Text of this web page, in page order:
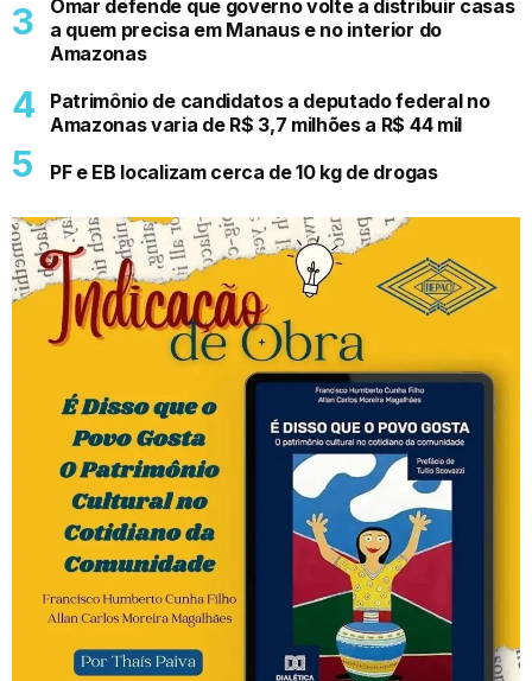
Omar defende que governo volte a distribuir casas
a quem precisa em Manaus e no interior do
Amazonas
Patrimônio de candidatos a deputado federal no
Amazonas varia de R$ 3,7 milhões a R$ 44 mil
PF e EB localizam cerca de 10 kg de drogas